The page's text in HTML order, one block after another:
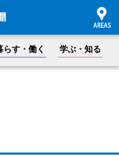
らす・働く 学ぶ・知る